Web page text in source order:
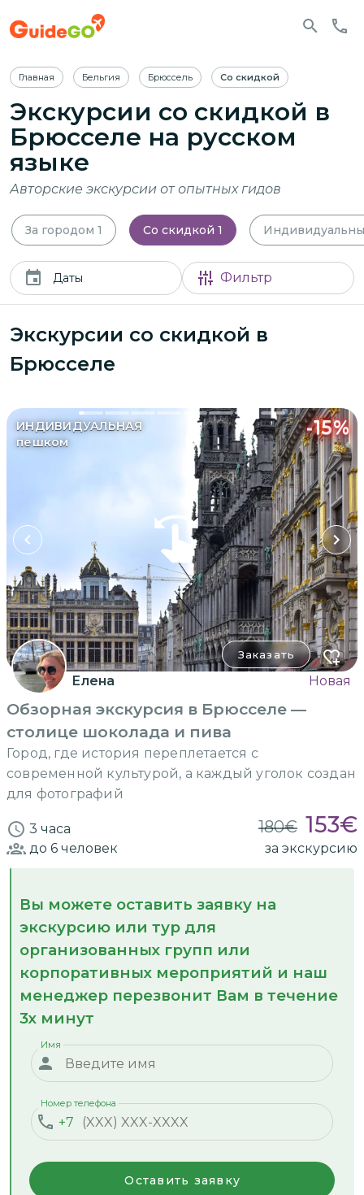
Главная Бельгия Брюссель Со скидкой
Экскурсии со скидкой в
Брюсселе на русском
языке
Авторские экскурсии от опытных гидов
За городом 1 Со скидкой 1
Даты Фильтр
Экскурсии со скидкой в
Брюсселе
ИНДИВИДУАЛЬНАЯ
пешком
-15%
Заказать
Елена Новая
Обзорная экскурсия в Брюсселе —
столице шоколада и пива
Город, где история переплетается с
современной культурой, а каждый уголок создан
для фотографий
3 часа 180€ 153€
до 6 человек за экскурсию
Вы можете оставить заявку на
экскурсию или тур для
организованных групп или
корпоративных мероприятий и наш
менеджер перезвонит Вам в течение
3х минут
Имя
+7
Номер телефона
Оставить заявку